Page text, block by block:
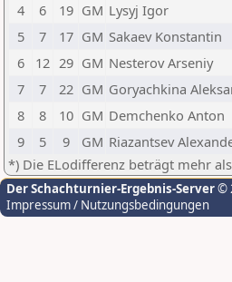
4
6 19 GM Lysyj Igor
5
7 17 GM Sakaev Konstantin
6
12 29 GM Nesterov Arseniy
7
7 22 GM Goryachkina
8
8 10 GM Demchenko Anton
9
5 9 GM Riazantsev
*) Die ELodifferenz beträgt mehr
Der Schachturnier-Ergebnis-Server©
Impressum / Nutzungsbedingungen